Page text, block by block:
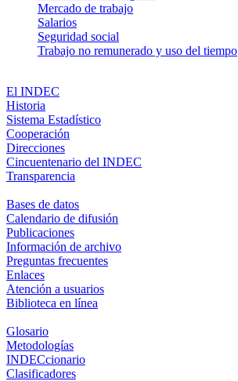
Mercado de trabajo
Salarios
Seguridad social
Trabajo no remunerado y uso del tiempo
El INDEC
Historia
Sistema Estadístico
Cooperación
Direcciones
Cincuentenario del INDEC
Transparencia
Bases de datos
Calendario de difusión
Publicaciones
Información de archivo
Preguntas frecuentes
Enlaces
Atención a usuarios
Biblioteca en línea
Glosario
Metodologías
INDECcionario
Clasificadores